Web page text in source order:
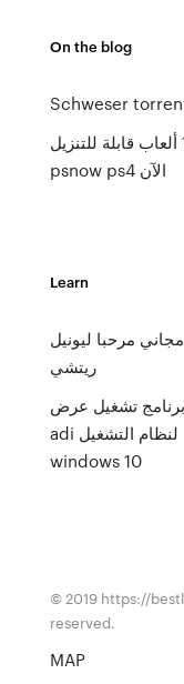
On the blog
أفضل 10 ألعاب قابلة للتنزيل
psnow ps4 الآن
Learn
مرحبا ليونيل
ريتشي
برنامج تشغيل عرض
adi لنظام التشغيل
windows 10
© 2019 https://
reserved.
MAP